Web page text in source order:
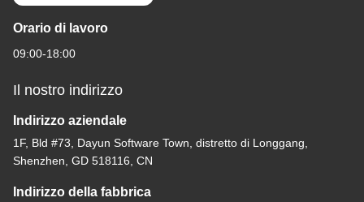
Orario di lavoro
09:00-18:00
Il nostro indirizzo
Indirizzo aziendale
1F, Bld #73, Dayun Software Town, distretto di Longgang,
Shenzhen, GD 518116, CN
Indirizzo della fabbrica